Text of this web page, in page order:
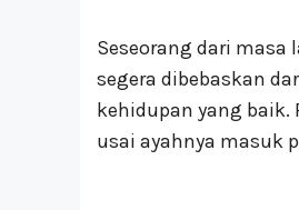
Seseorang dari
segera dibebaskan
kehidupan yang baik.
usai ayahnya masuk